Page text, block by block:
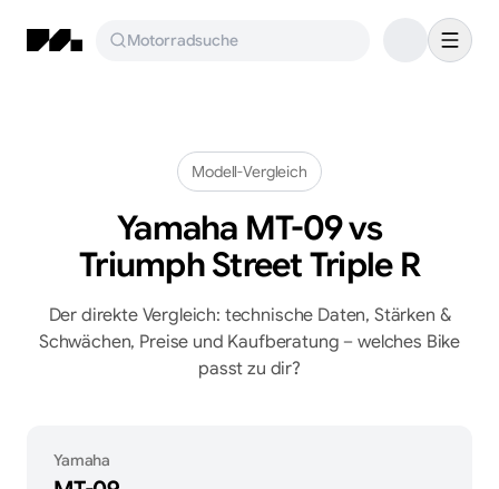
Motorradsuche
Modell-Vergleich
Yamaha MT-09vs
Triumph Street Triple R
Der direkte Vergleich: technische Daten, Stärken &
Schwächen, Preise und Kaufberatung – welches Bike
passt zu dir?
Yamaha